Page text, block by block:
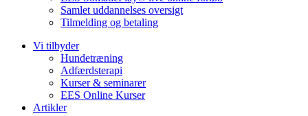
Samlet uddannelses oversigt
Tilmelding og betaling
Vi tilbyder
Hundetræning
Adfærdsterapi
Kurser & seminarer
EES Online Kurser
Artikler